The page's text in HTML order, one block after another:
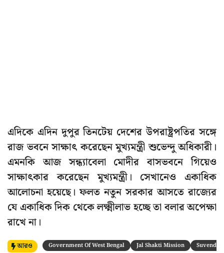
এদিকে এদিন দুপুর তিনটেয় দেশের উপরাষ্ট্রপতির সঙ্গে
রাজ ভবনে সাক্ষাৎ করেছেন মুখ্যমন্ত্রী শুভেন্দু অধিকারী।
এমনকি আজ সন্ধ্যাবেলা মোদীর বাসভবনে গিয়েও
সাক্ষাৎকার করেছেন মুখ্যমন্ত্রী। সেখানেও একাধিক
আলোচনা হয়েছে। ফলত নতুন সরকার আসতে রাজ্যের
যে একাধিক দিক থেকে লক্ষ্মীলাভ হচ্ছে তা বলার অপেক্ষা
রাখে না।
আরও Government Of West Bengal Jal Shakti Mission Suvendu